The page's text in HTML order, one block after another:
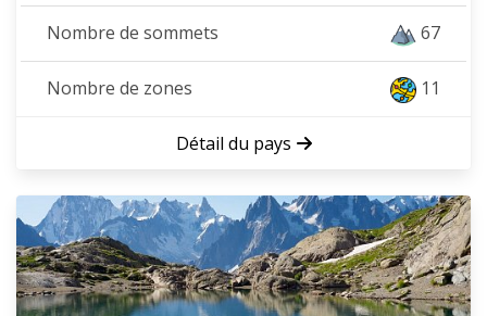
Nombre de sommets 67
Nombre de zones 11
Détail du pays